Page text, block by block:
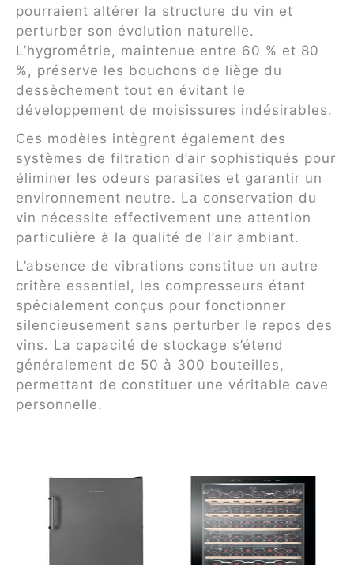
pourraient altérer la structure du vin et
perturber son évolution naturelle.
L’hygrométrie, maintenue entre 60 % et 80
%, préserve les bouchons de liège du
dessèchement tout en évitant le
développement de moisissures indésirables.
Ces modèles intègrent également des
systèmes de filtration d’air sophistiqués pour
éliminer les odeurs parasites et garantir un
environnement neutre. La conservation du
vin nécessite effectivement une attention
particulière à la qualité de l’air ambiant.
L’absence de vibrations constitue un autre
critère essentiel, les compresseurs étant
spécialement conçus pour fonctionner
silencieusement sans perturber le repos des
vins. La capacité de stockage s’étend
généralement de 50 à 300 bouteilles,
permettant de constituer une véritable cave
personnelle.